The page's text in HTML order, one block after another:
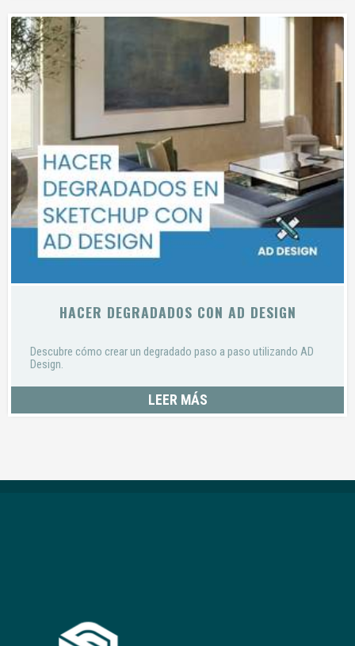
HACER DEGRADADOS CON AD DESIGN
Descubre cómo crear un degradado paso a paso utilizando AD
Design.
LEER MÁS